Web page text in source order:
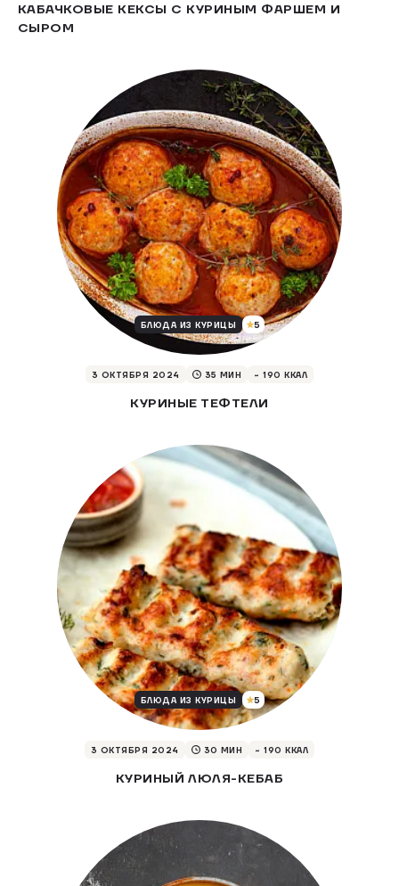
КАБАЧКОВЫЕ КЕКСЫ С КУРИНЫМ ФАРШЕМ И
СЫРОМ
БЛЮДА ИЗ КУРИЦЫ 5
3 ОКТЯБРЯ 2024 35 МИН ~ 190 ККАЛ
КУРИНЫЕ ТЕФТЕЛИ
БЛЮДА ИЗ КУРИЦЫ 5
3 ОКТЯБРЯ 2024 30 МИН ~ 190 ККАЛ
КУРИНЫЙ ЛЮЛЯ-КЕБАБ